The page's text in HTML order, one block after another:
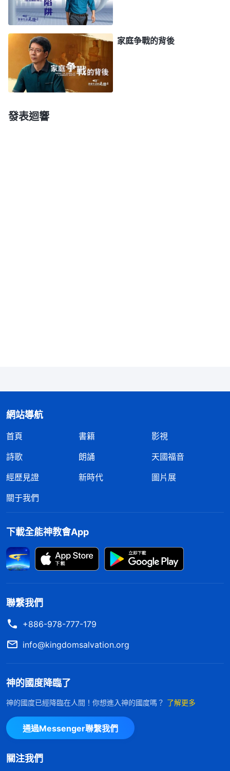
真的找不到工作，那也是共産黨造成的。你們怎麽就
分不清是非呢？」接着，弟弟也給我丈夫打電話説：
「我姐要是再信，你就打斷她的腿，看她以後怎麽出
去聚會！」弟媳也惡狠狠地説：「她要是再信，你就
打死她，我們娘家人不會找你算賬。」當時，我的心
都凉了。本來以為親人能理解我，没想到他們聽信共
攔阻我信神竟然不顧我的死活，這哪還有一點兒人性
信吧！」他嘴上這麽説，但對我的逼迫却越來越嚴
重。在家説話都不允許我提「神」這個字，一句話説
得不合他意他就要動手打我。放假他哪兒都不去，就
話語書籍，還説：「要是再讓我看到，我就把你的書
給燒了！」那段時間，我不能出去聚會，不能跟弟兄
姊妹接觸，在家也不能看神的話，一點兒自由都没有
了。
一天晚上，我偷偷地在屋裏看神的話，丈夫突然
闖進來，惡狠狠地説：「你還敢看！你要是再被抓，
幹得出來啊！」我説：「我只是看看神的話，怎麽就
影響到你和孩子的前途了？」没想到，他衝上來用兩
隻手掐住我的脖子，邊掐邊説：「我掐死你算了！」
苦，感覺在中國信神走正道太難了。共産黨抓捕，家
人也逼迫攔阻，現在我也盡不上本分，就連讀神話語
的權利都被剥奪了，我活着還有什麽意義啊？不如死
了算了。我隨手拿起丈夫的刮鬍刀片想割腕自殺。這
時，我忽然想到神的話：「
家庭争戰的背後
發表迴響
網站導航
首頁 書籍
影視
詩歌
朗誦
天國福音
經歷見證
新時代
圖片展
關于我們
下載全能神教會App
聯繫我們
+886-978-777-179
info@kingdomsalvation.org
神的國度降臨了
神的國度已經降臨在人間！你想進入神的國度嗎？ 了解更多
通過Messenger聯繫我們
關注我們